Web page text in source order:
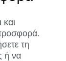
και
τη
ή να